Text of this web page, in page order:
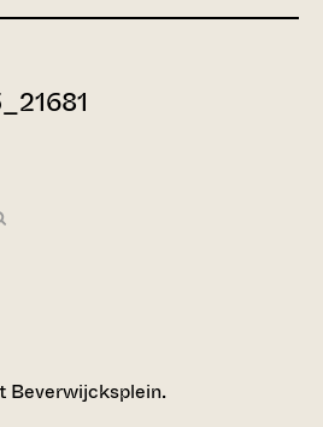
Beverwijcksplein.